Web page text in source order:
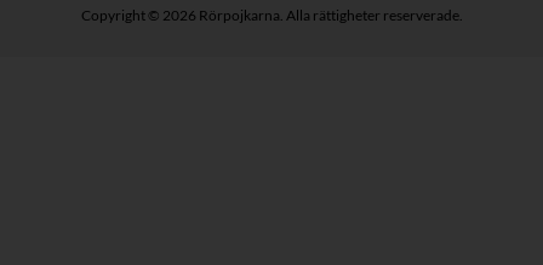
Copyright © 2026 Rörpojkarna. Alla rättigheter reserverade.